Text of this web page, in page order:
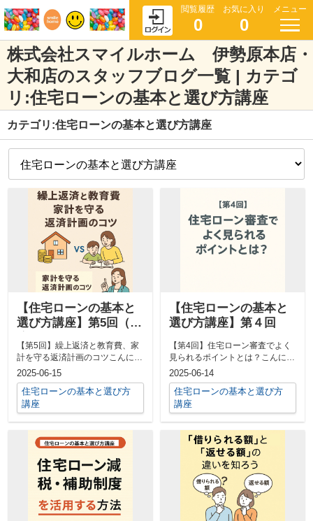
閲覧履歴
0
お気に入り
0
メニュー
株式会社スマイルホーム 伊勢原本店・
大和店のスタッフブログ一覧 | カテゴ
リ:住宅ローンの基本と選び方講座
カテゴリ:住宅ローンの基本と選び方講座
【住宅ローンの基本と
選び方講座】第5回（最
【第5回】繰上返済と教育費、家
計を守る返済計画のコツこんにち
は、スマイルホームの須藤です。
住宅ローン...
2025-06-15
住宅ローンの基本と選び方
講座
【住宅ローンの基本と
選び方講座】第４回
【第4回】住宅ローン審査でよく
見られるポイントとは？こんにち
は、スマイルホームの須藤です。
住宅ローン...
2025-06-14
住宅ローンの基本と選び方
講座